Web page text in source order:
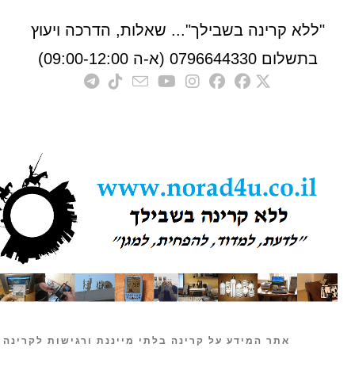
קרינה בשבילך"... שאלות, הדרכה ויעוץ
0796644330 (א-ה 09:00-12:00)
אתר המידע על קרינה בלתי מייננת ורגישות לקרינה